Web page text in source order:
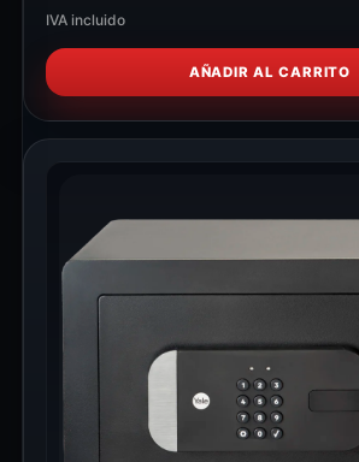
IVA incluido
AÑADIR AL CARRITO